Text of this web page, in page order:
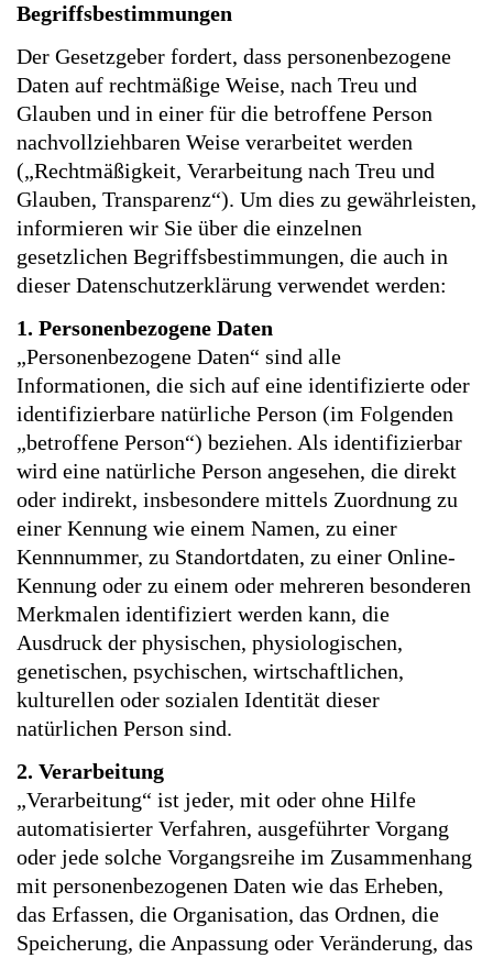
Begriffsbestimmungen
Der Gesetzgeber fordert, dass personenbezogene
Daten auf rechtmäßige Weise, nach Treu und
Glauben und in einer für die betroffene Person
nachvollziehbaren Weise verarbeitet werden
(„Rechtmäßigkeit, Verarbeitung nach Treu und
Glauben, Transparenz“). Um dies zu gewährleisten,
informieren wir Sie über die einzelnen
gesetzlichen Begriffsbestimmungen, die auch in
dieser Datenschutzerklärung verwendet werden:
1. Personenbezogene Daten
„Personenbezogene Daten“ sind alle
Informationen, die sich auf eine identifizierte oder
identifizierbare natürliche Person (im Folgenden
„betroffene Person“) beziehen. Als identifizierbar
wird eine natürliche Person angesehen, die direkt
oder indirekt, insbesondere mittels Zuordnung zu
einer Kennung wie einem Namen, zu einer
Kennnummer, zu Standortdaten, zu einer Online-
Kennung oder zu einem oder mehreren besonderen
Merkmalen identifiziert werden kann, die
Ausdruck der physischen, physiologischen,
genetischen, psychischen, wirtschaftlichen,
kulturellen oder sozialen Identität dieser
natürlichen Person sind.
2. Verarbeitung
„Verarbeitung“ ist jeder, mit oder ohne Hilfe
automatisierter Verfahren, ausgeführter Vorgang
oder jede solche Vorgangsreihe im Zusammenhang
mit personenbezogenen Daten wie das Erheben,
das Erfassen, die Organisation, das Ordnen, die
Speicherung, die Anpassung oder Veränderung, das